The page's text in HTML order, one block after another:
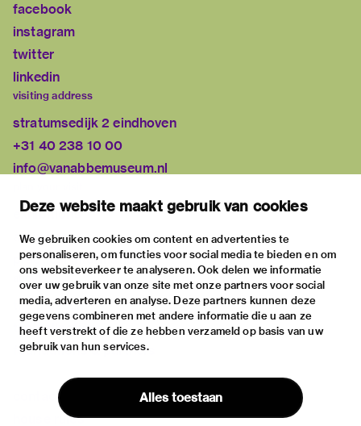
Deze website maakt gebruik van cookies
We gebruiken cookies om content en advertenties te
personaliseren, om functies voor social media te bieden en om
ons websiteverkeer te analyseren. Ook delen we informatie
over uw gebruik van onze site met onze partners voor social
media, adverteren en analyse. Deze partners kunnen deze
gegevens combineren met andere informatie die u aan ze
heeft verstrekt of die ze hebben verzameld op basis van uw
gebruik van hun services.
Alles toestaan
facebook
instagram
twitter
linkedin
visiting address
stratumsedijk 2 eindhoven
+31 40 238 10 00
info@vanabbemuseum.nl
exhibitions
activities
practical information
about
the museum
the collection
foundations & partners
contact
house rules